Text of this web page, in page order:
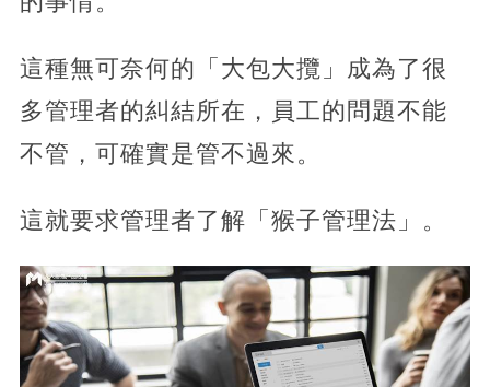
這種無可奈何的「大包大攬」成為了很
多管理者的糾結所在，員工的問題不能
不管，可確實是管不過來。
這就要求管理者了解「猴子管理法」。